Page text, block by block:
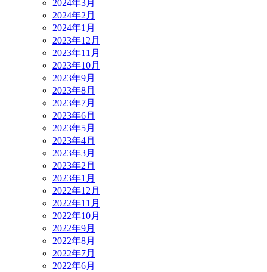
2024年3月
2024年2月
2024年1月
2023年12月
2023年11月
2023年10月
2023年9月
2023年8月
2023年7月
2023年6月
2023年5月
2023年4月
2023年3月
2023年2月
2023年1月
2022年12月
2022年11月
2022年10月
2022年9月
2022年8月
2022年7月
2022年6月